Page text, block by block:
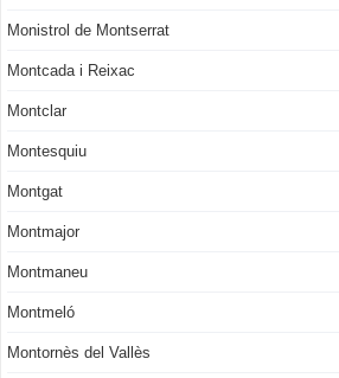
Monistrol de Montserrat
Montcada i Reixac
Montclar
Montesquiu
Montgat
Montmajor
Montmaneu
Montmeló
Montornès del Vallès